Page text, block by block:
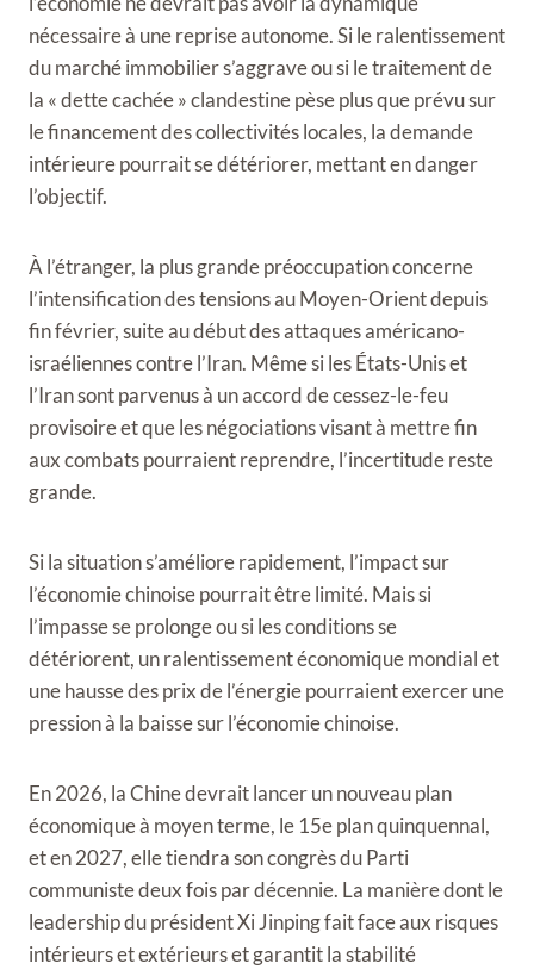
nécessaire à une reprise autonome. Si le ralentissement
du marché immobilier s’aggrave ou si le traitement de
la « dette cachée » clandestine pèse plus que prévu sur
le financement des collectivités locales, la demande
intérieure pourrait se détériorer, mettant en danger
l’objectif.
À l’étranger, la plus grande préoccupation concerne
l’intensification des tensions au Moyen-Orient depuis
fin février, suite au début des attaques américano-
israéliennes contre l’Iran. Même si les États-Unis et
l’Iran sont parvenus à un accord de cessez-le-feu
provisoire et que les négociations visant à mettre fin
aux combats pourraient reprendre, l’incertitude reste
grande.
Si la situation s’améliore rapidement, l’impact sur
l’économie chinoise pourrait être limité. Mais si
l’impasse se prolonge ou si les conditions se
détériorent, un ralentissement économique mondial et
une hausse des prix de l’énergie pourraient exercer une
pression à la baisse sur l’économie chinoise.
En 2026, la Chine devrait lancer un nouveau plan
économique à moyen terme, le 15e plan quinquennal,
et en 2027, elle tiendra son congrès du Parti
communiste deux fois par décennie. La manière dont le
leadership du président Xi Jinping fait face aux risques
intérieurs et extérieurs et garantit la stabilité